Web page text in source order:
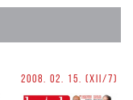
2008. 02. 15. (XII/7)